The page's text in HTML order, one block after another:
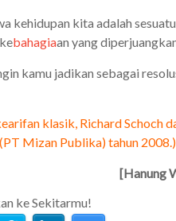
kehidupan kita adalah
bahagiaan yang
kamu jadikan sebagai
klasik, Richard Schoch
Mizan Publika) tahun 2008.)
[Hanung
ke Sekitarmu!